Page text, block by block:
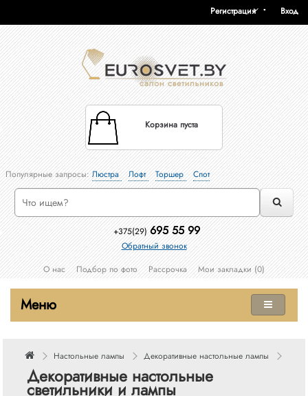
Вход
Регистрация
Корзина пуста
Популярные запросы:Люстра Лофт Торшер Спот
+375(29) 695 55 99
Обратный звонок
О нас
Подбор по фото Рассрочка Мои закладки (0)
Меню
Настольные лампы Декоративные настольные лампы
Декоративные настольные
светильники и лампы